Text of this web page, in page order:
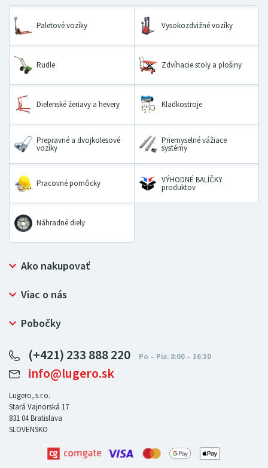
Paletové vozíky Vysokozdvižné vozíky
Rudle Zdvíhacie stoly a plošiny
Dielenské žeriavy a hevery Kladkostroje
Prepravné a dvojkolesové
vozíky
Priemyselné vážiace
systémy
Pracovné pomôcky VÝHODNÉ BALÍČKY
produktov
Náhradné diely
Ako nakupovať
Prečo nakupovať u LUGERO
Ochrana osobných údajov
Viac o nás
Bezpečný nákup
Certifikát NATUR-PACK
Pre predajcov
Pobočky
LUGERO Nemecko
LUGERO Česká republika
LUGERO Maďarsko
LUGERO Rakousko
(+421) 233 888 220
info@lugero.sk
Lugero, s.r.o.
Stará Vajnorská 17
831 04Bratislava
SLOVENSKO